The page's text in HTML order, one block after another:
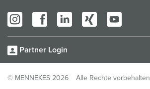
Partner Login
© MENNEKES 2026 Alle Rechte vorbehalten